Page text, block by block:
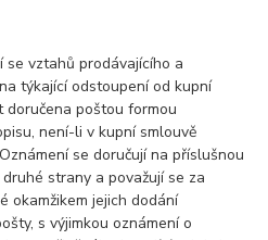
se vztahů prodávajícího a
týkající odstoupení od kupní
doručena poštou formou
není-li v kupní smlouvě
se doručují na příslušnou
strany a považují se za
okamžikem jejich dodání
s výjimkou oznámení o